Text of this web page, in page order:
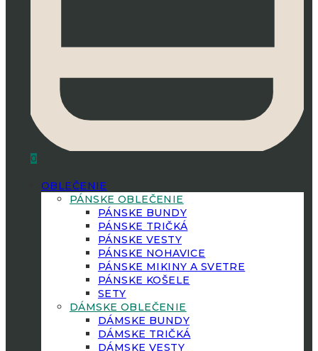
0
OBLEČENIE
PÁNSKE OBLEČENIE
PÁNSKE BUNDY
PÁNSKE TRIČKÁ
PÁNSKE VESTY
PÁNSKE NOHAVICE
PÁNSKE MIKINY A SVETRE
PÁNSKE KOŠELE
SETY
DÁMSKE OBLEČENIE
DÁMSKE BUNDY
DÁMSKE TRIČKÁ
DÁMSKE VESTY